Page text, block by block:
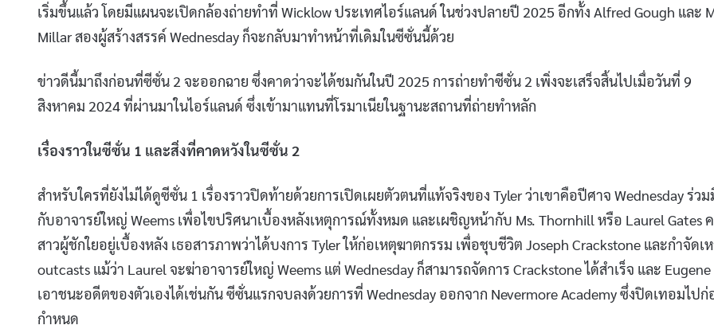
เริ่มขึ้นแล้ว โดยมีแผนจะเปิดกล้องถ่ายทำที่ Wicklow ประเทศไอร์แลนด์ ในช่วงปลายปี 2025 อีกทั้ง Alfred Gough และ
Millar สองผู้สร้างสรรค์ Wednesday ก็จะกลับมาทำหน้าที่เดิมในซีซั่นนี้ด้วย
ข่าวดีนี้มาถึงก่อนที่ซีซั่น 2 จะออกฉาย ซึ่งคาดว่าจะได้ชมกันในปี 2025 การถ่ายทำซีซั่น 2 เพิ่งจะเสร็จสิ้นไปเมื่อวันที่ 9
สิงหาคม 2024 ที่ผ่านมาในไอร์แลนด์ ซึ่งเข้ามาแทนที่โรมาเนียในฐานะสถานที่ถ่ายทำหลัก
เรื่องราวในซีซั่น 1 และสิ่งที่คาดหวังในซีซั่น 2
สำหรับใครที่ยังไม่ได้ดูซีซั่น 1 เรื่องราวปิดท้ายด้วยการเปิดเผยตัวตนที่แท้จริงของ Tyler ว่าเขาคือปีศาจ Wednesday ร่ว
กับอาจารย์ใหญ่ Weems เพื่อไขปริศนาเบื้องหลังเหตุการณ์ทั้งหมด และเผชิญหน้ากับ Ms. Thornhill หรือ Laurel Gates
สาวผู้ชักใยอยู่เบื้องหลัง เธอสารภาพว่าได้บงการ Tyler ให้ก่อเหตุฆาตกรรม เพื่อชุบชีวิต Joseph Crackstone และกำจัดเ
outcasts แม้ว่า Laurel จะฆ่าอาจารย์ใหญ่ Weems แต่ Wednesday ก็สามารถจัดการ Crackstone ได้สำเร็จ และ Eugene
เอาชนะอดีตของตัวเองได้เช่นกัน ซีซั่นแรกจบลงด้วยการที่ Wednesday ออกจาก Nevermore Academy ซึ่งปิดเทอมไปก่
กำหนด